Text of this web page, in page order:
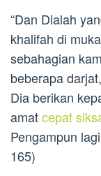
“Dan Dialah
khalifah di
sebahagian
beberapa
Dia berikan
amatcepat
Pengampun
165)